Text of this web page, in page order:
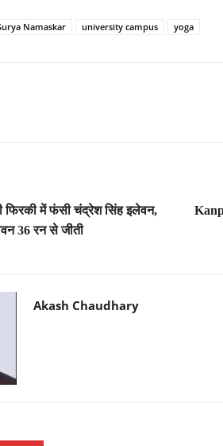
Namaskar university campus yoga
में फंसी चंद्रेश सिंह इलेवन,
36 रन से जीती
Akash Chaudhary